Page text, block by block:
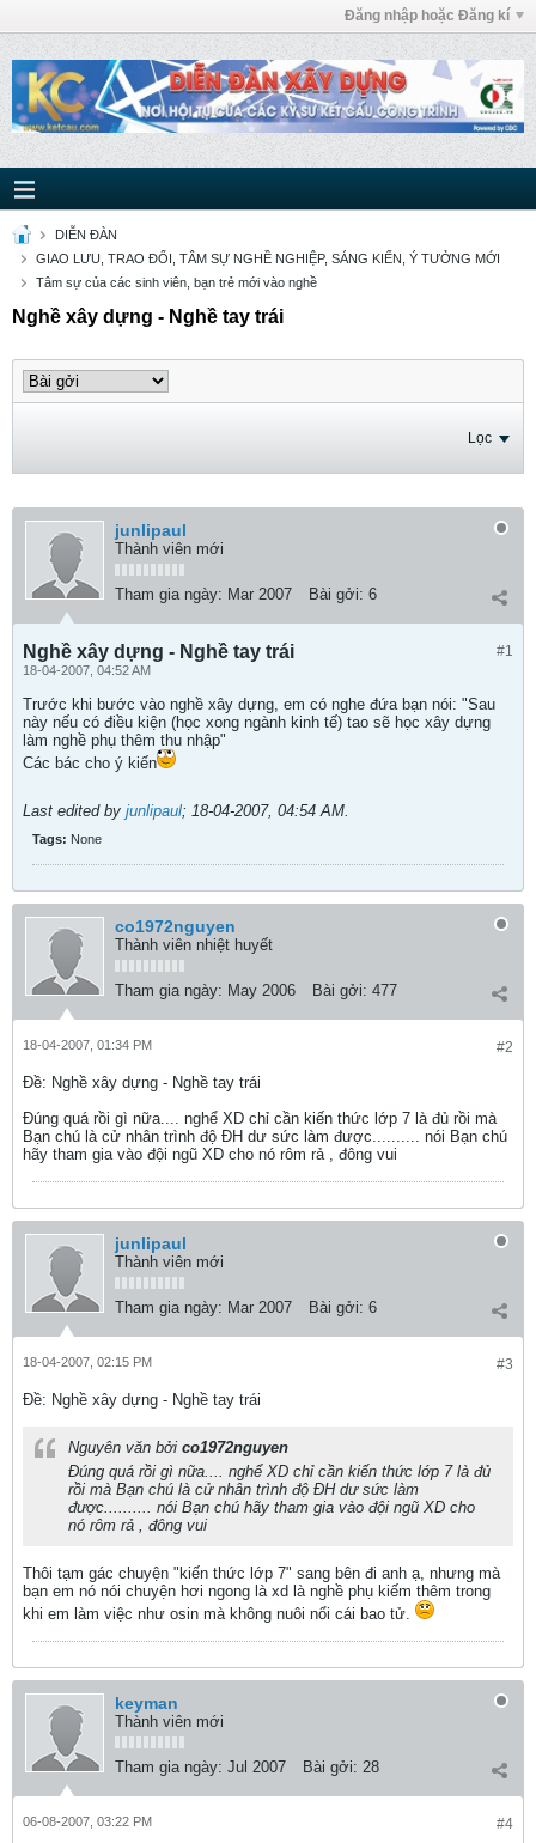
Đăng nhập hoặc Đăng kí
DIỄN ĐÀN
GIAO LƯU, TRAO ĐỔI, TÂM SỰ NGHỀ NGHIỆP, SÁNG KIẾN, Ý TƯỞNG MỚI
Tâm sự của các sinh viên, bạn trẻ mới vào nghề
Nghề xây dựng - Nghề tay trái
Lọc
junlipaul
Thành viên mới
Tham gia ngày: Mar 2007 Bài gởi: 6
#1
Nghề xây dựng - Nghề tay trái
18-04-2007, 04:52 AM
Trước khi bước vào nghề xây dựng, em có nghe đứa bạn nói: "Sau
này nếu có điều kiện (học xong ngành kinh tế) tao sẽ học xây dựng
làm nghề phụ thêm thu nhập"
Các bác cho ý kiến
Last edited by junlipaul; 18-04-2007, 04:54 AM.
Tags: None
co1972nguyen
Thành viên nhiệt huyết
Tham gia ngày: May 2006 Bài gởi: 477
#2
18-04-2007, 01:34 PM
Ðề: Nghề xây dựng - Nghề tay trái
Đúng quá rồi gì nữa.... nghể XD chỉ cần kiến thức lớp 7 là đủ rồi mà
Bạn chú là cử nhân trình độ ĐH dư sức làm được.......... nói Bạn chú
hãy tham gia vào đội ngũ XD cho nó rôm rả , đông vui
junlipaul
Thành viên mới
Tham gia ngày: Mar 2007 Bài gởi: 6
#3
18-04-2007, 02:15 PM
Ðề: Nghề xây dựng - Nghề tay trái
Nguyên văn bởi co1972nguyen
Đúng quá rồi gì nữa.... nghể XD chỉ cần kiến thức lớp 7 là đủ
rồi mà Bạn chú là cử nhân trình độ ĐH dư sức làm
được.......... nói Bạn chú hãy tham gia vào đội ngũ XD cho
nó rôm rả , đông vui
Thôi tạm gác chuyện "kiến thức lớp 7" sang bên đi anh ạ, nhưng mà
bạn em nó nói chuyện hơi ngong là xd là nghề phụ kiếm thêm trong
khi em làm việc như osin mà không nuôi nổi cái bao tử.
keyman
Thành viên mới
Tham gia ngày: Jul 2007 Bài gởi: 28
#4
06-08-2007, 03:22 PM